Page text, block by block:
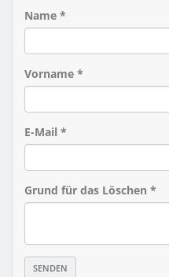
Name *
Vorname *
E-Mail *
Grund für das Löschen *